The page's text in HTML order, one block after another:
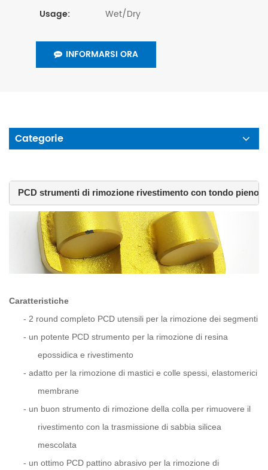
Usage: Wet/Dry
INFORMARSI ORA
Categorie
PCD strumenti di rimozione rivestimento con tondo pieno
Caratteristiche
- 2 round completo PCD utensili per la rimozione dei segmenti
- un potente PCD strumento per la rimozione di resina
epossidica e rivestimento
- adatto per la rimozione di mastici e colle spessi, elastomerici
membrane
- un buon strumento di rimozione della colla per rimuovere il
rivestimento con la trasmissione di sabbia silicea
mescolata
- un ottimo PCD pattino abrasivo per la rimozione di